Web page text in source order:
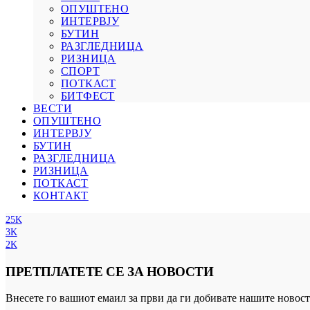
ОПУШТЕНО
ИНТЕРВЈУ
БУТИН
РАЗГЛЕДНИЦА
РИЗНИЦА
СПОРТ
ПОТКАСТ
БИТФЕСТ
ВЕСТИ
ОПУШТЕНО
ИНТЕРВЈУ
БУТИН
РАЗГЛЕДНИЦА
РИЗНИЦА
ПОТКАСТ
КОНТАКТ
25K
3K
2K
ПРЕТПЛАТЕТЕ СЕ ЗА НОВОСТИ
Внесете го вашиот емаил за први да ги добивате нашите